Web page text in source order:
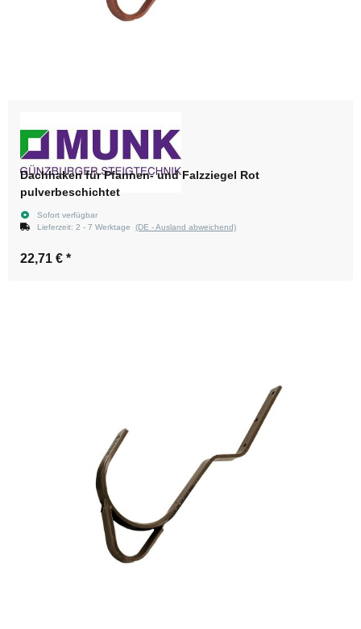
Dachhaken für Pfannen- und Falzziegel Rot
pulverbeschichtet
Sofort verfügbar
Lieferzeit: 2 - 7 Werktage (DE - Ausland abweichend)
22,71 € *